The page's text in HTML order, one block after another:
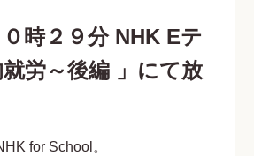
時２９分 NHK Eテ
労～後編 」にて放
for School。